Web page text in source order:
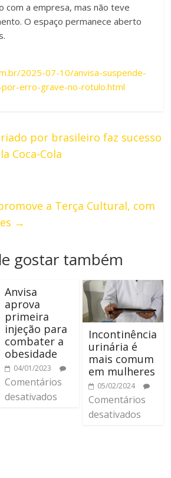
com a empresa, mas não teve
O espaço permanece aberto
2025-07-10/anvisa-suspende-
erro-grave-no-rotulo.html
por brasileiro faz sucesso
Coca-Cola
a Terça Cultural, com
→
gostar também
Anvisa
aprova
primeira
injeção para
combater a
obesidade
04/01/2023
Comentários
desativados
Incontinência
urinária é
mais comum
em mulheres
05/02/2024
Comentários
desativados